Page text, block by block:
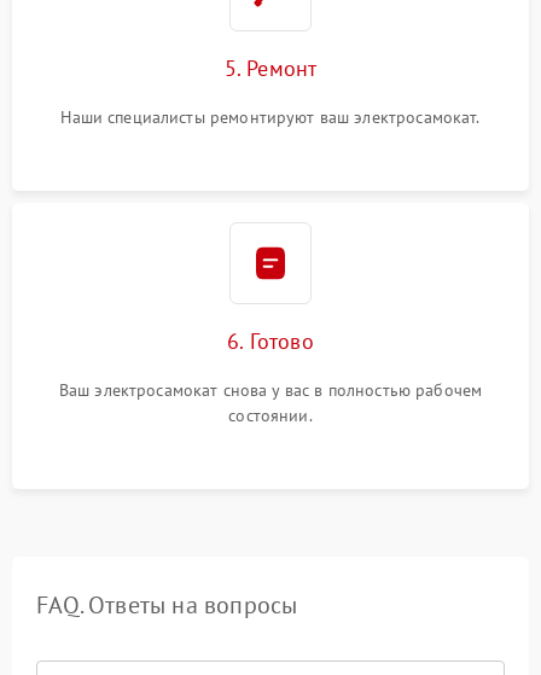
5. Ремонт
Наши специалисты ремонтируют ваш электросамокат.
6. Готово
Ваш электросамокат снова у вас в полностью рабочем
состоянии.
FAQ. Ответы на вопросы